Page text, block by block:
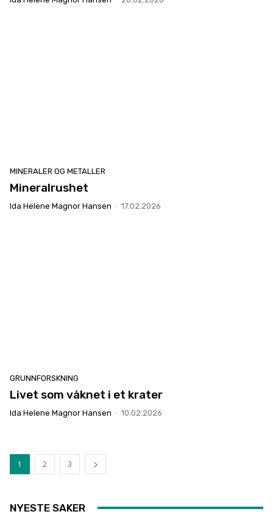
MINERALER OG METALLER
Mineralrushet
Ida Helene Magnor Hansen - 17.02.2026
GRUNNFORSKNING
Livet som våknet i et krater
Ida Helene Magnor Hansen - 10.02.2026
1 2 3
NYESTE SAKER